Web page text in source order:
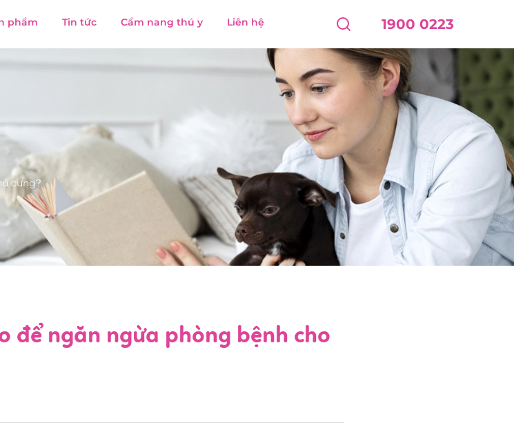
phẩm Tin tức Cẩm nang thú y Liên hệ 1900 0223
cưng?
để ngăn ngừa phòng bệnh cho